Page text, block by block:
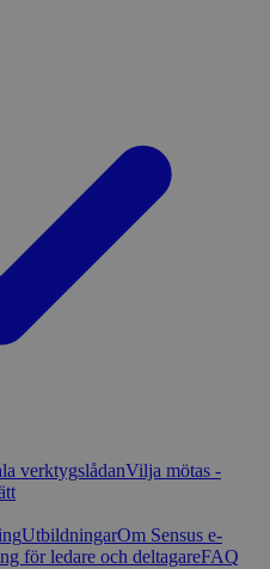
verktygslådanVilja mötas -
UtbildningarOm Sensus e-
för ledare och deltagareFAQ